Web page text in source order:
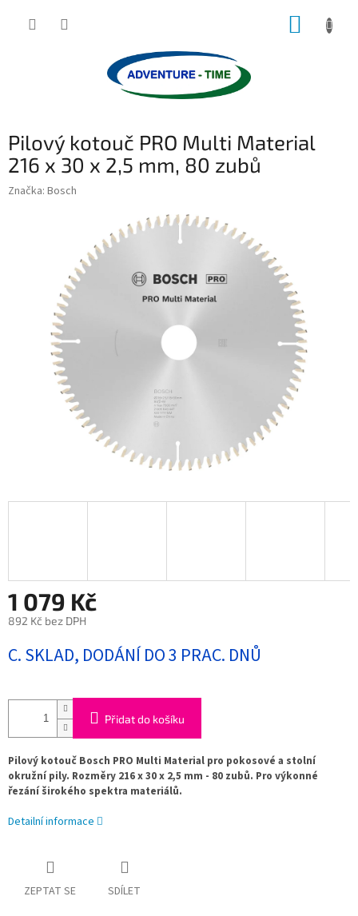
Pilový kotouč PRO Multi Material
216 x 30 x 2,5 mm, 80 zubů
Značka: Bosch
1 079 Kč
892 Kč bez DPH
cena:
C. SKLAD, DODÁNÍ DO 3 PRAC. DNŮ
Přidat do košíku
Pilový kotouč Bosch PRO Multi Material pro pokosové a stolní
okružní pily. Rozměry 216 x 30 x 2,5 mm - 80 zubů. Pro výkonné
řezání širokého spektra materiálů.
Detailní informace
ZEPTAT SE SDÍLET